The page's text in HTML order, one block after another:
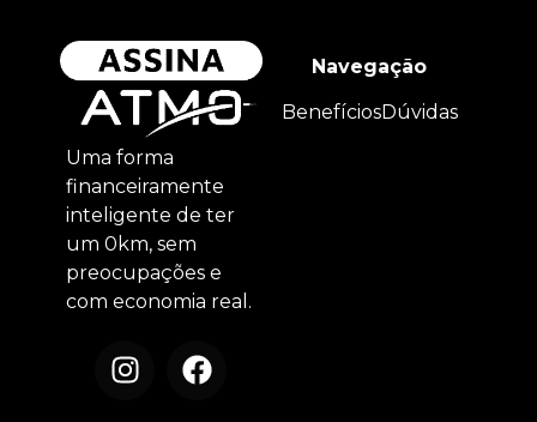
Uma forma
financeiramente
inteligente de ter
um 0km, sem
preocupações e
com economia real.
Navegação
BenefíciosDúvidas